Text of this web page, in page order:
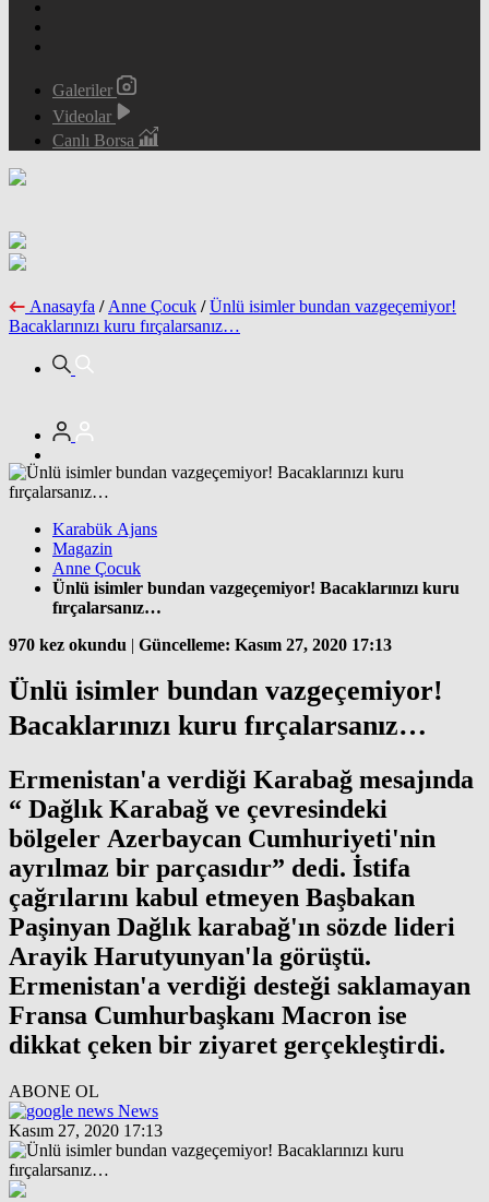
Galeriler
Videolar
Canlı Borsa
Anasayfa / Anne Çocuk / Ünlü isimler bundan vazgeçemiyor!
Bacaklarınızı kuru fırçalarsanız…
Karabük Ajans
Magazin
Anne Çocuk
Ünlü isimler bundan vazgeçemiyor! Bacaklarınızı kuru
fırçalarsanız…
970 kez okundu | Güncelleme: Kasım 27, 2020 17:13
Ünlü isimler bundan vazgeçemiyor!
Bacaklarınızı kuru fırçalarsanız…
Ermenistan'a verdiği Karabağ mesajında
“ Dağlık Karabağ ve çevresindeki
bölgeler Azerbaycan Cumhuriyeti'nin
ayrılmaz bir parçasıdır” dedi. İstifa
çağrılarını kabul etmeyen Başbakan
Paşinyan Dağlık karabağ'ın sözde lideri
Arayik Harutyunyan'la görüştü.
Ermenistan'a verdiği desteği saklamayan
Fransa Cumhurbaşkanı Macron ise
dikkat çeken bir ziyaret gerçekleştirdi.
ABONE OL
News
Kasım 27, 2020 17:13